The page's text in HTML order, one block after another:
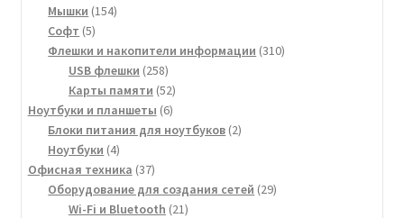
Мышки 154154
Софт 55
товаров
Флешки и накопители информации 310310
USB флешки 258258
товаров
Карты памяти 5252
товара
Ноутбуки и планшеты 66
товаров
Блоки питания для ноутбуков 22
Ноутбуки 44
товара
Офисная техника 3737
товаров
Оборудование для создания сетей 2929
Wi-Fi и Bluetooth 2121